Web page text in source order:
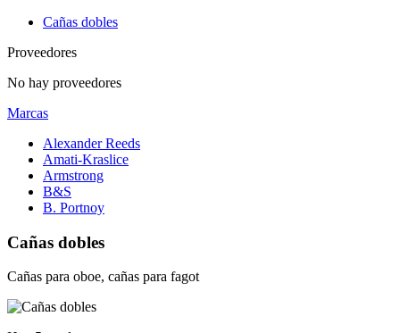
Cañas dobles
Proveedores
No hay proveedores
Marcas
Alexander Reeds
Amati-Kraslice
Armstrong
B&S
B. Portnoy
Cañas dobles
Cañas para oboe, cañas para fagot